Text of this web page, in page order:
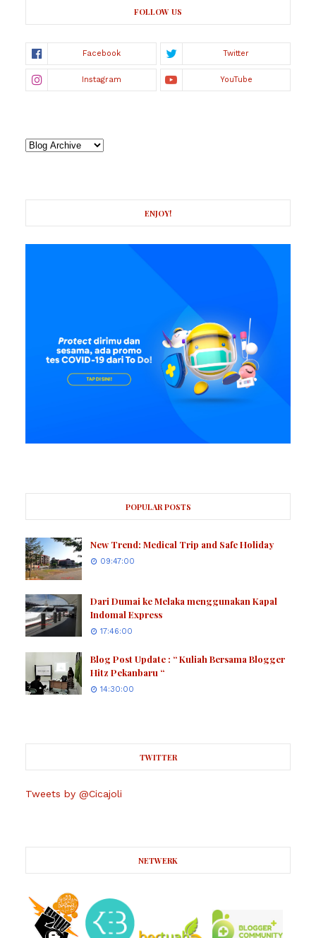
FOLLOW US
ENJOY!
POPULAR POSTS
New Trend: Medical Trip and Safe Holiday
09:47:00
Dari Dumai ke Melaka menggunakan Kapal
Indomal Express
17:46:00
Blog Post Update : “ Kuliah Bersama Blogger
Hitz Pekanbaru “
14:30:00
TWITTER
Tweets by @Cicajoli
NETWERK